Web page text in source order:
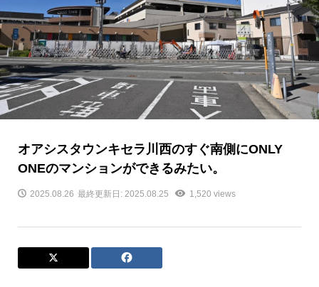
オアシスタウンキセラ川西のすぐ南側にONLY
ONEのマンションができるみたい。
2025.08.26 最終更新日: 2025.08.25 1,520 views